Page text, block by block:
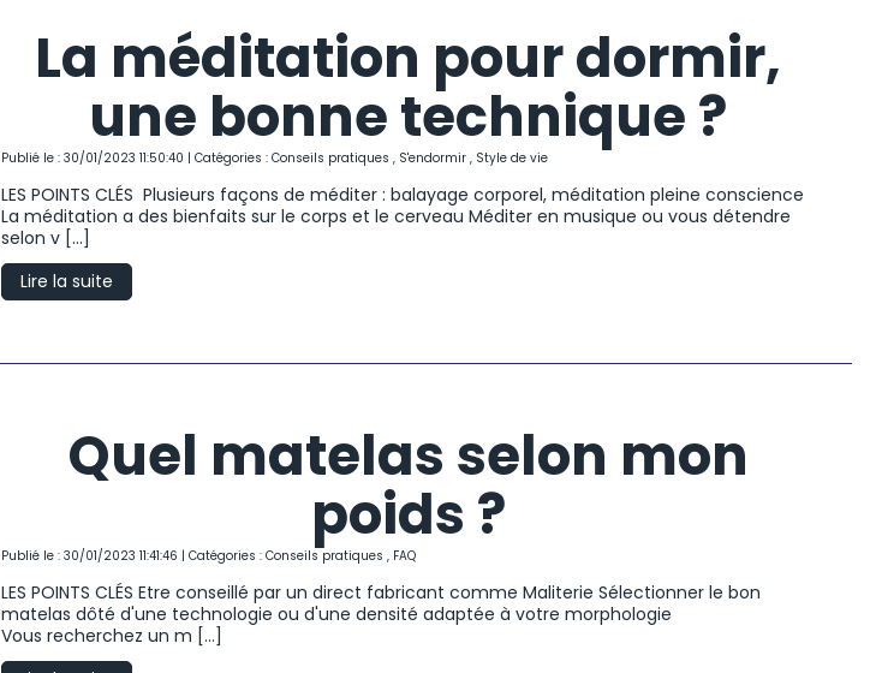
La méditation pour dormir,
une bonne technique ?
Publié le : 30/01/2023 11:50:40 | Catégories : Conseils pratiques , S'endormir, Style de vie
LES POINTS CLÉS Plusieurs façons de méditer : balayage corporel, méditation pleine conscience
La méditation a des bienfaits sur le corps et le cerveau Méditer en musique ou vous détendre
selon v [...]
Lire la suite
Quel matelas selon mon
poids ?
Publié le : 30/01/2023 11:41:46 | Catégories : Conseils pratiques , FAQ
LES POINTS CLÉS Etre conseillé par un direct fabricant comme Maliterie Sélectionner le bon
matelas dôté d'une technologie ou d'une densité adaptée à votre morphologie
Vous recherchez un m [...]